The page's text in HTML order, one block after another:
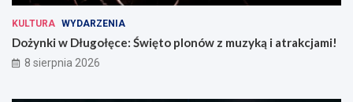
KULTURA WYDARZENIA
Dożynki w Długołęce: Święto plonów z muzyką i atrakcjami!
8 sierpnia 2026